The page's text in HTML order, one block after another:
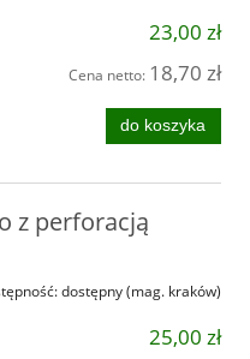
23,00 zł
Cena netto: 18,70 zł
do koszyka
z perforacją
dostępny (mag. kraków)
25,00 zł